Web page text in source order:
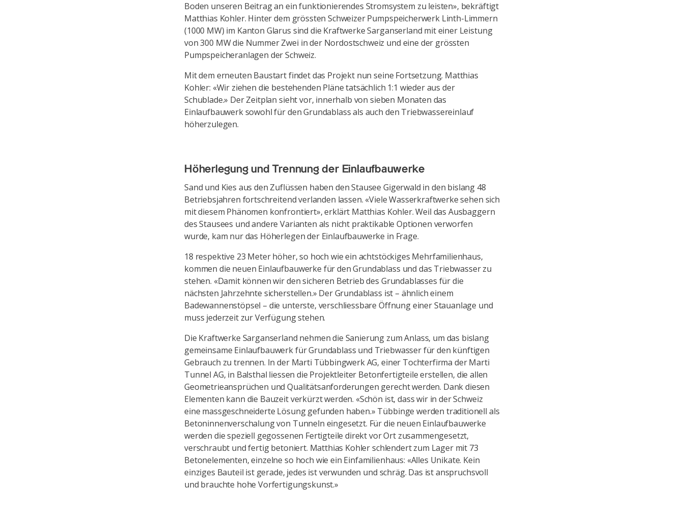
Boden unseren Beitrag an ein funktionierendes Stromsystem zu leisten», bekräftigt
Matthias Kohler. Hinter dem grössten Schweizer Pumpspeicherwerk Linth-Limmern
(1000 MW) im Kanton Glarus sind die Kraftwerke Sarganserland mit einer Leistung
von 300 MW die Nummer Zwei in der Nordostschweiz und eine der grössten
Pumpspeicheranlagen der Schweiz.
Mit dem erneuten Baustart findet das Projekt nun seine Fortsetzung. Matthias
Kohler: «Wir ziehen die bestehenden Pläne tatsächlich 1:1 wieder aus der
Schublade.» Der Zeitplan sieht vor, innerhalb von sieben Monaten das
Einlaufbauwerk sowohl für den Grundablass als auch den Triebwassereinlauf
höherzulegen.
Höherlegung und Trennung der Einlaufbauwerke
Sand und Kies aus den Zuflüssen haben den Stausee Gigerwald in den bislang 48
Betriebsjahren fortschreitend verlanden lassen. «Viele Wasserkraftwerke sehen sich
mit diesem Phänomen konfrontiert», erklärt Matthias Kohler. Weil das Ausbaggern
des Stausees und andere Varianten als nicht praktikable Optionen verworfen
wurde, kam nur das Höherlegen der Einlaufbauwerke in Frage.
18 respektive 23 Meter höher, so hoch wie ein achtstöckiges Mehrfamilienhaus,
kommen die neuen Einlaufbauwerke für den Grundablass und das Triebwasser zu
stehen. «Damit können wir den sicheren Betrieb des Grundablasses für die
nächsten Jahrzehnte sicherstellen.» Der Grundablass ist – ähnlich einem
Badewannenstöpsel – die unterste, verschliessbare Öffnung einer Stauanlage und
muss jederzeit zur Verfügung stehen.
Die Kraftwerke Sarganserland nehmen die Sanierung zum Anlass, um das bislang
gemeinsame Einlaufbauwerk für Grundablass und Triebwasser für den künftigen
Gebrauch zu trennen. In der Marti Tübbingwerk AG, einer Tochterfirma der Marti
Tunnel AG, in Balsthal liessen die Projektleiter Betonfertigteile erstellen, die allen
Geometrieansprüchen und Qualitätsanforderungen gerecht werden. Dank diesen
Elementen kann die Bauzeit verkürzt werden. «Schön ist, dass wir in der Schweiz
eine massgeschneiderte Lösung gefunden haben.» Tübbinge werden traditionell als
Betoninnenverschalung von Tunneln eingesetzt. Für die neuen Einlaufbauwerke
werden die speziell gegossenen Fertigteile direkt vor Ort zusammengesetzt,
verschraubt und fertig betoniert. Matthias Kohler schlendert zum Lager mit 73
Betonelementen, einzelne so hoch wie ein Einfamilienhaus: «Alles Unikate. Kein
einziges Bauteil ist gerade, jedes ist verwunden und schräg. Das ist anspruchsvoll
und brauchte hohe Vorfertigungskunst.»